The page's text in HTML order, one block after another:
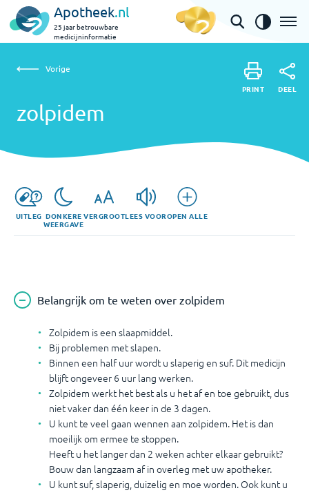
Apotheek.nl
25 jaar betrouwbare
medicijninformatie
zolpidem
Vorige
zolpidem
PRINT DEEL
UITLEG DONKERE
WEERGAVE
VERGROOTLEES VOOROPEN ALLE
Belangrijk om te weten over zolpidem
Zolpidem is een slaapmiddel.
Bij problemen met slapen.
Binnen een half uur wordt u slaperig en suf. Dit medicijn
blijft ongeveer 6 uur lang werken.
Zolpidem werkt het best als u het af en toe gebruikt, dus
niet vaker dan één keer in de 3 dagen.
U kunt te veel gaan wennen aan zolpidem. Het is dan
moeilijk om ermee te stoppen.
Heeft u het langer dan 2 weken achter elkaar gebruikt?
Bouw dan langzaam af in overleg met uw apotheker.
U kunt suf, slaperig, duizelig en moe worden. Ook kunt u